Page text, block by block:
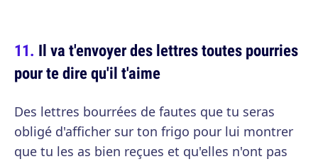
Il va t'envoyer des lettres toutes pourries
pour te dire qu'il t'aime
Des lettres bourrées de fautes que tu seras
obligé d'afficher sur ton frigo pour lui montrer
que tu les as bien reçues et qu'elles n'ont pas